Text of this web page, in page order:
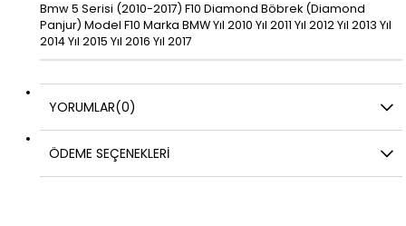
Bmw 5 Serisi (2010-2017) F10 Diamond Böbrek (Diamond
Panjur) Model F10 Marka BMW Yıl 2010 Yıl 2011 Yıl 2012 Yıl 2013 Yıl
2014 Yıl 2015 Yıl 2016 Yıl 2017
YORUMLAR(0)
ÖDEME SEÇENEKLERI